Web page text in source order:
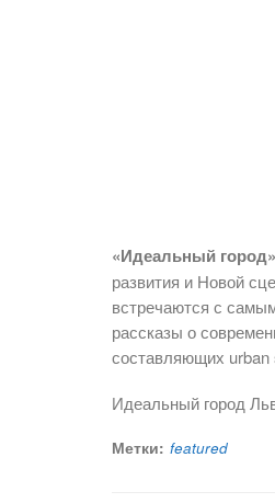
«Идеальный
развития и Новой
встречаются с
рассказы о
составляющих urban
Идеальный город
Метки: featured